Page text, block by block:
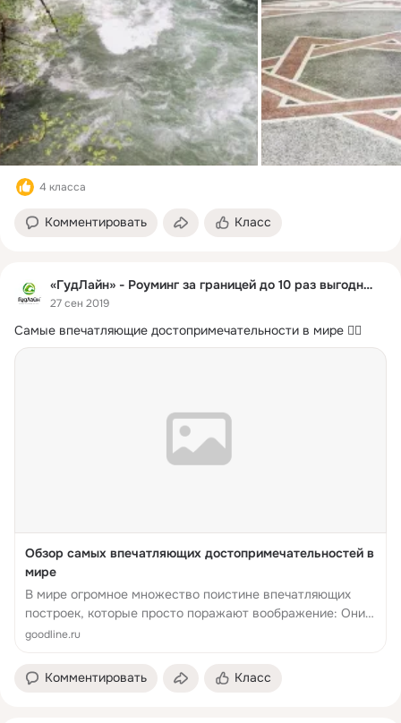
4 класса
Комментировать Класс
«ГудЛайн» - Роуминг за границей до 10 раз выгоднее
27 сен 2019
Самые впечатляющие достопримечательности в мире 👇🏻
Обзор самых впечатляющих достопримечательностей в
мире
В мире огромное множество поистине впечатляющих
построек, которые просто поражают воображение: Они
отличаются от всех остальных либо своими размерами.
goodline.ru
Комментировать Класс